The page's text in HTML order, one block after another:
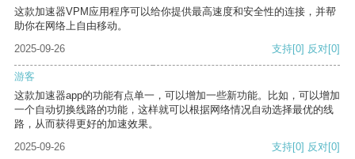
这款加速器VPM应用程序可以给你提供最高速度和安全性的连接，并帮
助你在网络上自由移动。
2025-09-26
支持[0] 反对[0]
游客
这款加速器app的功能有点单一，可以增加一些新功能。比如，可以增加
一个自动切换线路的功能，这样就可以根据网络情况自动选择最优的线
路，从而获得更好的加速效果。
2025-09-26
支持[0] 反对[0]